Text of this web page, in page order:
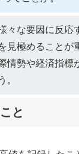
々な要因に反応
見極めることが
情勢や経済指標
。
と